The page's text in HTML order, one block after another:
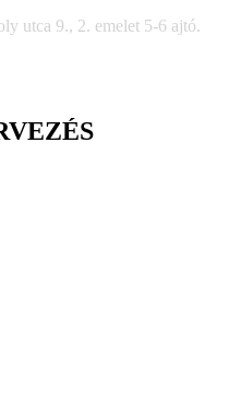
utca 9., 2. emelet 5-6 ajtó.